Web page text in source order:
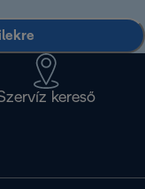
kereső